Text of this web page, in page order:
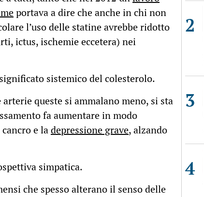
portava a dire che anche in chi non
l’uso delle statine avrebbe ridotto
ictus, ischemie eccetera) nei
sistemico del colesterolo.
queste si ammalano meno, si sta
fa aumentare in modo
e ladepressione grave, alzando
simpatica.
che spesso alterano il senso delle
2
3
4